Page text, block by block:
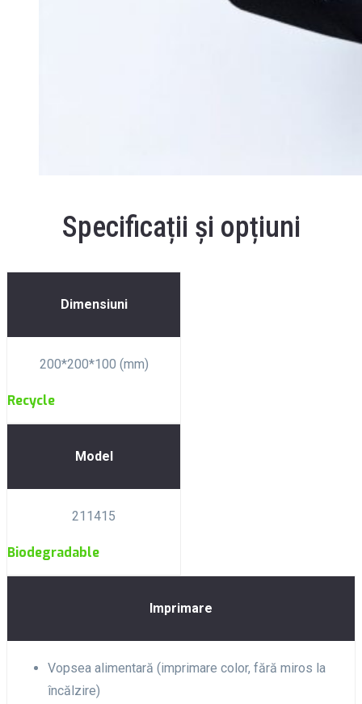
Specificații și opțiuni
Dimensiuni
200*200*100 (mm)
Recycle
Model
211415
Biodegradable
Imprimare
Vopsea alimentară (imprimare color, fără miros la
încălzire)